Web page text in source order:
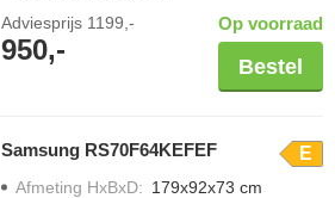
Adviesprijs 1199,-
950,-
Op voorraad
Bestel
Samsung RS70F64KEFEF E
Afmeting HxBxD: 179x92x73 cm